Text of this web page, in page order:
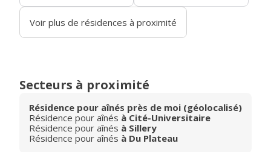
Voir plus de résidences à proximité
Secteurs à proximité
Résidence pour aînés près de moi (géolocalisé)
Résidence pour aînés à Cité-Universitaire
Résidence pour aînés à Sillery
Résidence pour aînés à Du Plateau